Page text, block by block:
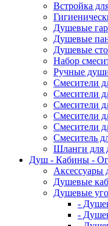
Встройка
Душевые
Душевые
Душевые
Набор
Ручные
Смесители
Смесители
Смесители
Смесители
Смесители
Смеситель
Шланги для
Душ - Кабины -
Аксессуары
Душевые
Душевые
-
-